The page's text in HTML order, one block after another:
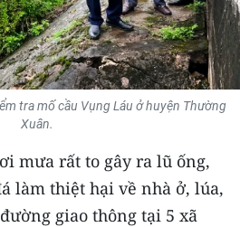
TIN
- MỖI XÃ
tra mố cầu Vụng Láu ở huyện Thường
Xuân.
mưa rất to gây ra lũ ống,
làm thiệt hại về nhà ở, lúa,
giao thông tại 5 xã